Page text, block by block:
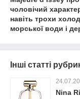
чоловічий
навіть трохи
морської води і
Інші статті
Nina